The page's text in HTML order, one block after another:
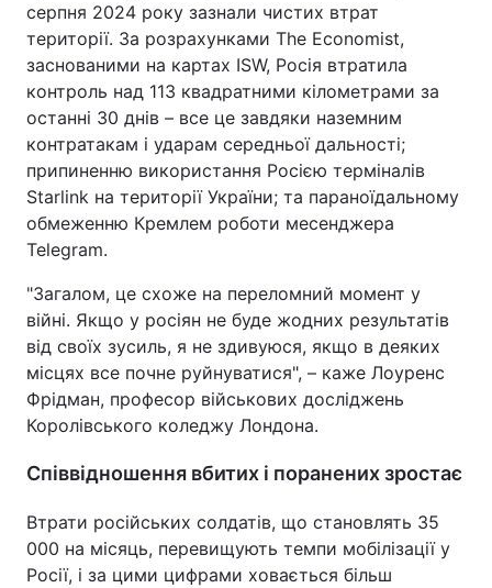
серпня 2024 року зазнали чистих втрат
території. За розрахунками The Economist,
заснованими на картах ISW, Росія втратила
контроль над 113 квадратними кілометрами за
останні 30 днів – все це завдяки наземним
контратакам і ударам середньої дальності;
припиненню використання Росією терміналів
Starlink на території України; та параноїдальному
обмеженню Кремлем роботи месенджера
Telegram.
"Загалом, це схоже на переломний момент у
війні. Якщо у росіян не буде жодних результатів
від своїх зусиль, я не здивуюся, якщо в деяких
місцях все почне руйнуватися", – каже Лоуренс
Фрідман, професор військових досліджень
Королівського коледжу Лондона.
Співвідношення вбитих і поранених зростає
Втрати російських солдатів, що становлять 35
000 на місяць, перевищують темпи мобілізації у
Росії, і за цими цифрами ховається більш